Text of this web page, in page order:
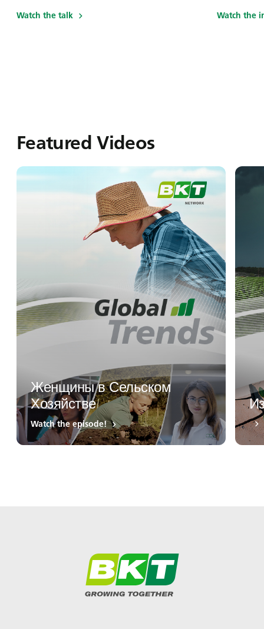
Watch the talk Watch the
Featured Videos
Женщины в Сельском
Хозяйстве
Watch the episode!